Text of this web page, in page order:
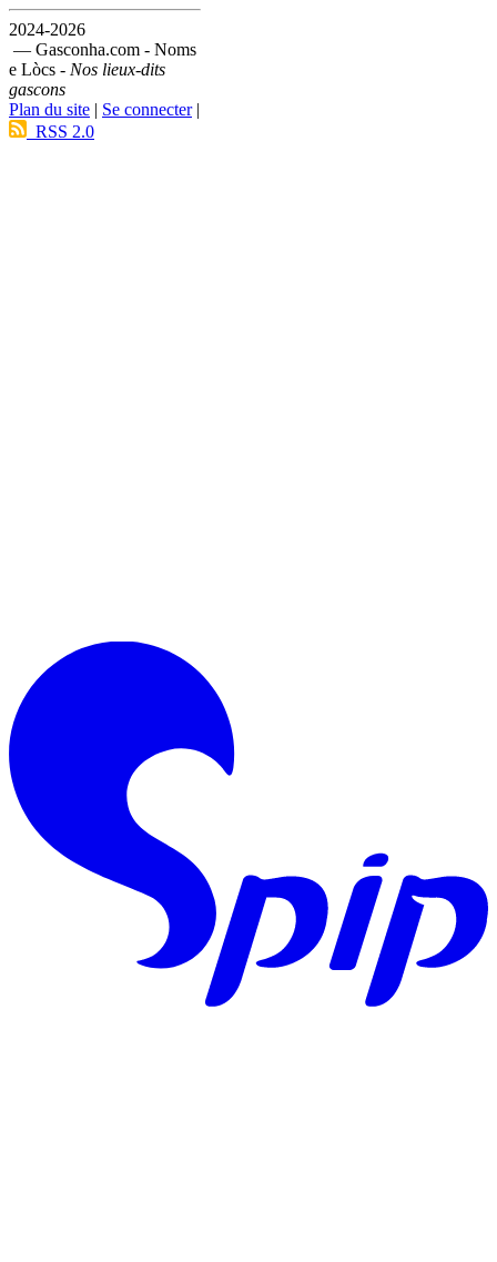
2024-2026
— Gasconha.com - Noms
e Lòcs - Nos lieux-dits
gascons
Plan du site | Se connecter|
RSS 2.0